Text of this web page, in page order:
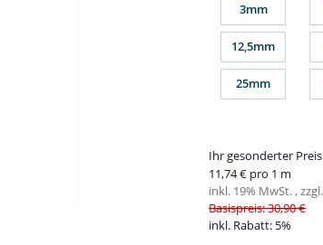
3mm
3mm
12,5mm
12,5mm
25mm
25mm
Ihr gesonderter
11,74 € pro 1 m
inkl. 19% MwSt. , zzgl.
Basispreis: 30,90 €
inkl. Rabatt: 5%